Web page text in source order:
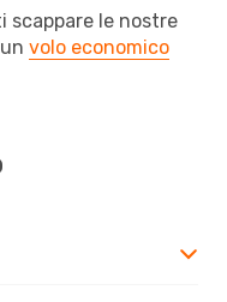
scappare le nostre
volo economico